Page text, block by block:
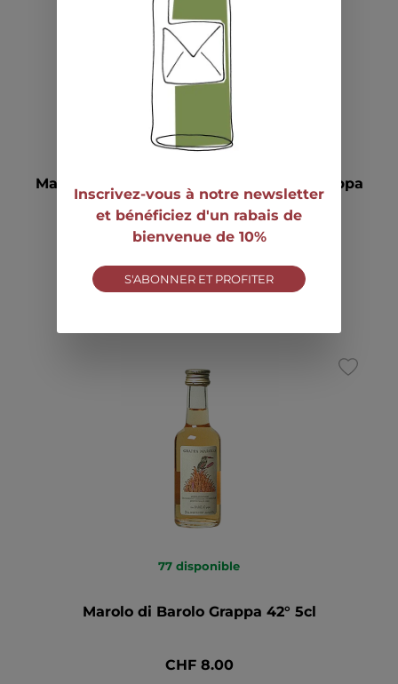
Inscrivez-vous à notre newsletter
et bénéficiez d'un rabais de
bienvenue de 10%
S'ABONNER ET PROFITER
84 disponible
Marolo for Friends Blu Barolo 5 Anni Grappa
42° 1l
CHF 99.00
77 disponible
Marolo di Barolo Grappa 42° 5cl
CHF 8.00